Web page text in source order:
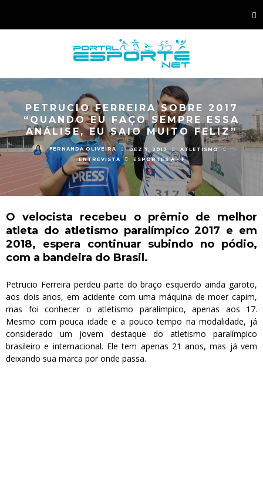
PETRUCIO FERREIRA SOBRE 2017
“QUANDO EU FAÇO SEMPRE ESSA
ANÁLISE, EU SAIO MUITO FELIZ”
FERNANDA OLIVEIRA DEZ 7, 2017
ATLETISMO
ENTREVISTA
ESPORTES A - F
O velocista recebeu o prêmio de melhor
atleta do atletismo paralímpico 2017 e em
2018, espera continuar subindo no pódio,
com a bandeira do Brasil.
Petrucio Ferreira perdeu parte do braço esquerdo ainda garoto,
aos dois anos, em acidente com uma máquina de moer capim,
mas foi conhecer o atletismo paralímpico, apenas aos 17.
Mesmo com pouca idade e a pouco tempo na modalidade, já
considerado um jovem destaque do atletismo paralímpico
brasileiro e internacional. Ele tem apenas 21 anos, mas já vem
deixando sua marca por onde passa.